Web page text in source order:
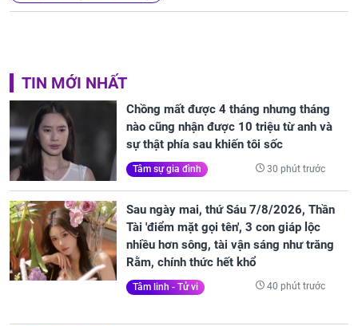
TIN MỚI NHẤT
Chồng mất được 4 tháng nhưng tháng
nào cũng nhận được 10 triệu từ anh và
sự thật phía sau khiến tôi sốc
Tâm sự gia đình 30 phút trước
Sau ngày mai, thứ Sáu 7/8/2026, Thần
Tài 'điểm mặt gọi tên', 3 con giáp lộc
nhiều hơn sông, tài vận sáng như trăng
Rằm, chính thức hết khổ
Tâm linh - Tử vi 40 phút trước